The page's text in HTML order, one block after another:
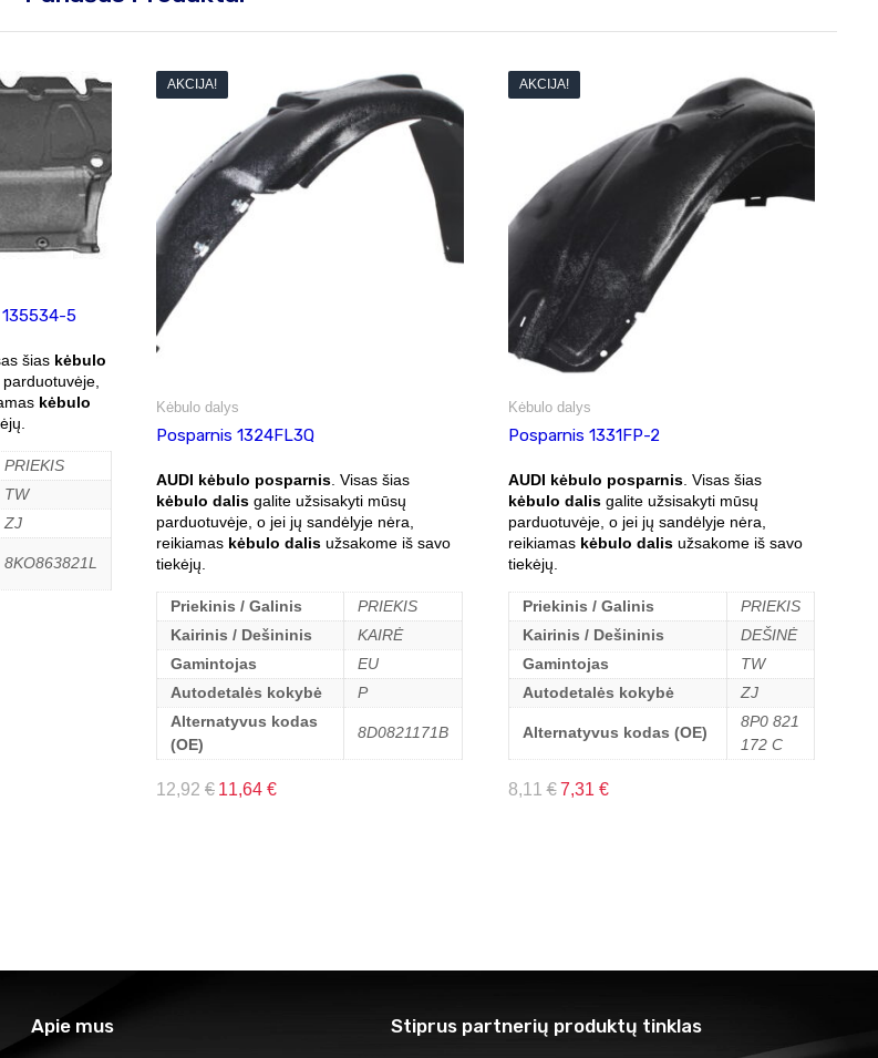
135534-5
šias kėbulo
kėbulo
PRIEKIS
TW
ZJ
8KO863821L
AKCIJA!
Kėbulo dalys
Posparnis 1324FL3Q
AUDI kėbulo posparnis . Visas šias
kėbulo dalis galite užsisakyti mūsų
parduotuvėje, o jei jų sandėlyje nėra,
reikiamas kėbulo dalis užsakome iš savo
tiekėjų.
Priekinis / Galinis
PRIEKIS
Kairinis / Dešininis
KAIRĖ
Gamintojas
EU
Autodetalės kokybė
P
Alternatyvus kodas
(OE)
8D0821171B
12,92 € 11,64 €
AKCIJA!
Kėbulo dalys
Posparnis 1331FP-2
AUDI kėbulo posparnis. Visas šias
kėbulo dalisgalite užsisakyti mūsų
parduotuvėje, o jei jų sandėlyje nėra,
reikiamas kėbulo dalisužsakome iš savo
tiekėjų.
Priekinis / Galinis
PRIEKIS
Kairinis / Dešininis
DEŠINĖ
Gamintojas
TW
Autodetalės kokybė
ZJ
Alternatyvus kodas (OE)
8P0 821
172 C
8,11€ 7,31 €
Apie mus Stiprus partnerių produktų tinklas